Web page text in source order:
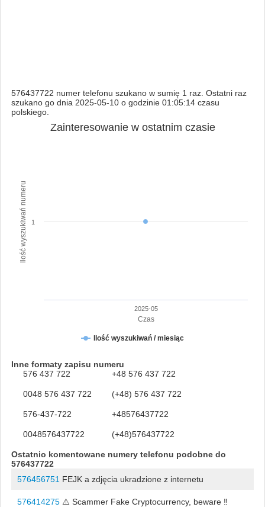
576437722 numer telefonu szukano w sumię 1 raz. Ostatni raz
szukano go dnia 2025-05-10 o godzinie 01:05:14 czasu
polskiego.
Czas
Ilość wyszukiwań numeru
Zainteresowanie w ostatnim czasie
Ilość wyszukiwań / miesiąc
2025-05
1
Inne formaty zapisu numeru
576 437 722
+48 576 437 722
0048 576 437 722 (+48) 576 437 722
576-437-722 +48576437722
0048576437722 (+48)576437722
Ostatnio komentowane numery telefonu podobne do
576437722
576456751 FEJK a zdjęcia ukradzione z internetu
576414275⚠️ Scammer Fake Cryptocurrency, beware ‼️